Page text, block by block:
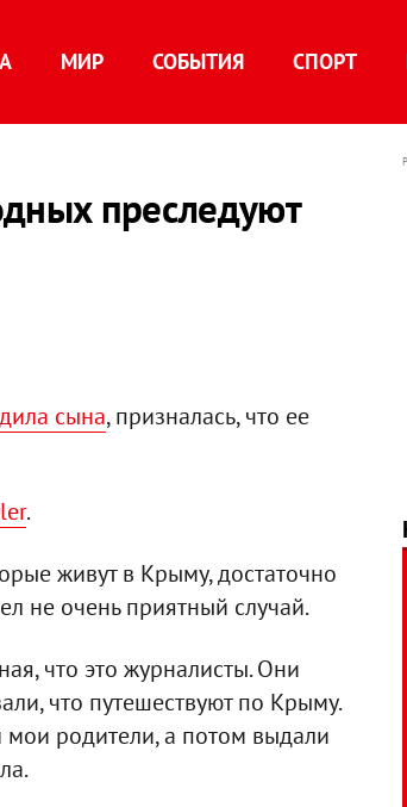
МИР СОБЫТИЯ СПОРТ
преследуют
сына, призналась, что ее
.
живут в Крыму, достаточно
не очень приятный случай.
что это журналисты. Они
что путешествуют по Крыму.
родители, а потом выдали